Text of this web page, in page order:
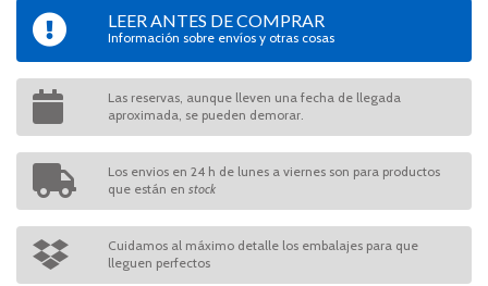
LEER ANTES DE COMPRAR
Información sobre envíos y otras cosas
Las reservas, aunque lleven una fecha de llegada
aproximada, se pueden demorar.
Los envios en 24 h de lunes a viernes son para productos
que están en stock
Cuidamos al máximo detalle los embalajes para que
lleguen perfectos